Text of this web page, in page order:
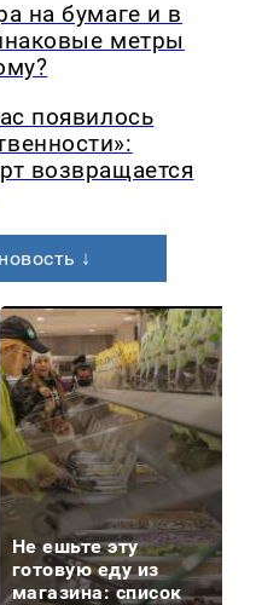
на бумаге и в
метры
появилось
возвращается
↓
Не ешьте эту
готовую еду из
магазина: список